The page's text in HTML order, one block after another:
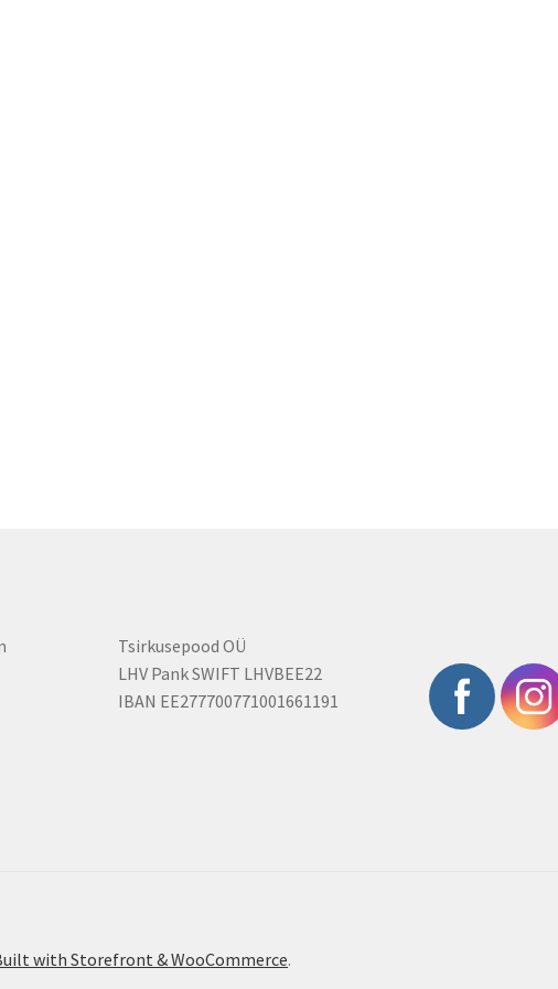
Tsirkusepood OÜ
LHV Pank SWIFT LHVBEE22
IBAN EE277700771001661191
with Storefront & WooCommerce.